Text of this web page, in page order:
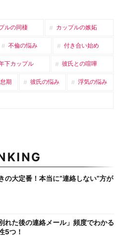
ルの同棲 カップルの嫉妬
不倫の悩み 付き合い始め
下カップル 彼氏との喧嘩
期 彼氏の悩み 浮気の悩み
の大定番！本当に”連絡しない”方が
れた後の連絡メール」頻度でわかる
5つ！